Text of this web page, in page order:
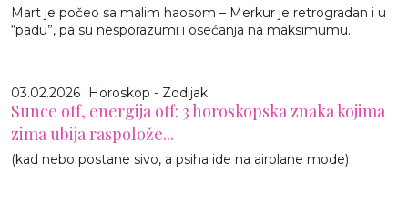
Mart je počeo sa malim haosom – Merkur je retrogradan i u
“padu”, pa su nesporazumi i osećanja na maksimumu.
03.02.2026 Horoskop - Zodijak
Sunce off, energija off: 3 horoskopska znaka kojima
zima ubija raspolože...
(kad nebo postane sivo, a psiha ide na airplane mode)